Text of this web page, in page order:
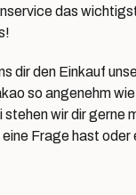
das
dir den Einkauf
so angenehm
stehen wir dir gerne
Frage hast oder